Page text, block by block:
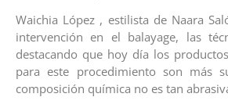
Waichia López , estilista de Naara
intervención en el balayage, las
destacando que hoy día los
para este procedimiento son más
composición química no es tan